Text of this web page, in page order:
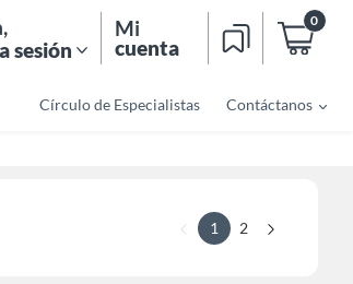
,
sesión
Mi
cuenta
0
Círculo de Especialistas Contáctanos
1 2